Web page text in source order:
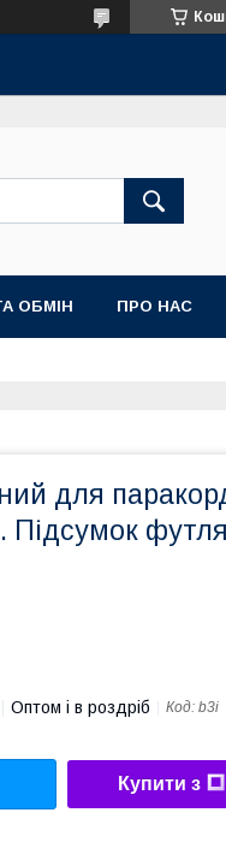
ОБМІН ПРО НАС
для
Підсумок
Оптом і в роздріб Код: b3i
Купити з